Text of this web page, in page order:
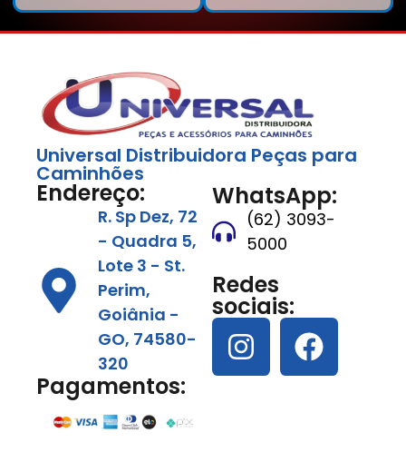
Universal Distribuidora Peças para
Caminhões
Endereço:
R. Sp Dez, 72
- Quadra 5,
Lote 3 - St.
Perim,
Goiânia -
GO, 74580-
320
Pagamentos:
WhatsApp:
(62) 3093-
5000
Redes
sociais: